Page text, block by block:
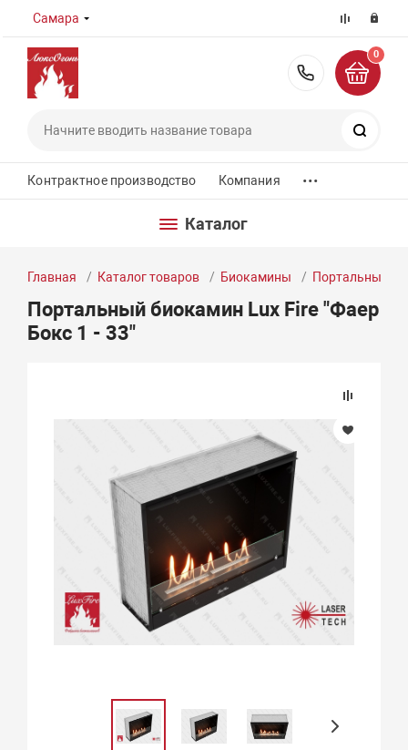
Самара
8 (800)
0
Контрактное производство Компания ...
Каталог
Главная Каталог товаров Биокамины Портальные
Портальный биокамин Lux Fire "Фаер
Бокс 1 - 33"